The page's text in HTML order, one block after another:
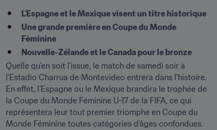
L'Espagne et le Mexique visent un titre historique
Une grande première en Coupe du Monde
Féminine
Nouvelle-Zélande et le Canada pour le bronze
Quelle qu'en soit l'issue, le match de samedi soir à
l'Estadio Charrua de Montevideo entrera dans l'histoire.
En effet, l'Espagne ou le Mexique brandira le trophée de
la Coupe du Monde Féminine U-17 de la FIFA, ce qui
représentera leur tout premier triomphe en Coupe du
Monde Féminine toutes catégories d'âges confondues.